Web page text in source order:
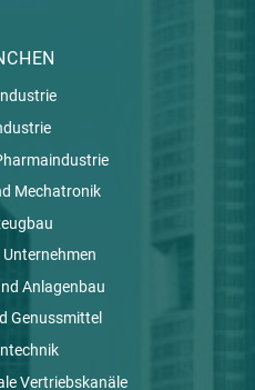
Mechatronik
Anlagenbau
Genussmittel
Vertriebskanäle